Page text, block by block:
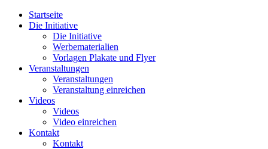
Startseite
Die Initiative
Die Initiative
Werbematerialien
Vorlagen Plakate und Flyer
Veranstaltungen
Veranstaltungen
Veranstaltung einreichen
Videos
Videos
Video einreichen
Kontakt
Kontakt